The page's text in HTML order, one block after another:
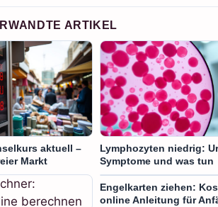
ARTIKEL
aktuell –
Markt
Lymphozyten niedrig:
Symptome und was tun
Engelkarten ziehen:
online Anleitung für